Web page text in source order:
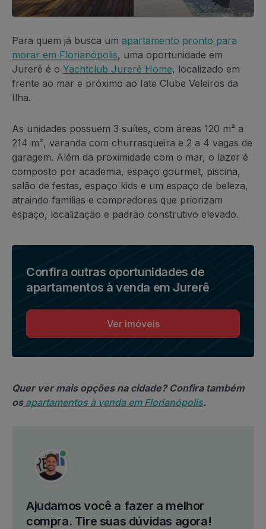
Para quem já busca um apartamento pronto para
morar em Florianópolis, uma oportunidade em
Jurerê é o Yachtclub Jurerê Home, localizado em
frente ao mar e próximo ao Iate Clube Veleiros da
Ilha.
As unidades possuem 3 suítes, com áreas 120 m² a
214 m², varanda com churrasqueira e 2 a 4 vagas de
garagem. Além da proximidade com o mar, o lazer é
composto por academia, espaço gourmet, piscina,
salão de festas, espaço kids e um espaço de beleza,
atraindo famílias e compradores que priorizam
espaço, localização e padrão construtivo elevado.
Confira outras oportunidades de
apartamentos à venda em Jurerê
Ver imóveis
Quer ver mais opções na cidade? Confira também
osapartamentos à venda em Florianópolis.
Ajudamos você a fazer a melhor
compra. Tire suas dúvidas agora!